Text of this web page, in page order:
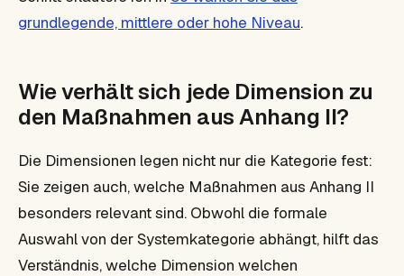
grundlegende, mittlere oder hohe Niveau.
Wie verhält sich jede Dimension zu
den Maßnahmen aus Anhang II?
Die Dimensionen legen nicht nur die Kategorie fest:
Sie zeigen auch, welche Maßnahmen aus Anhang II
besonders relevant sind. Obwohl die formale
Auswahl von der Systemkategorie abhängt, hilft das
Verständnis, welche Dimension welchen